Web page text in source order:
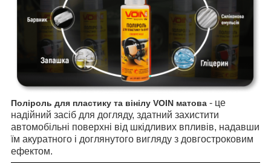
Поліроль для пластику та вінілу VOIN матова - це
надійний засіб для догляду, здатний захистити
автомобільні поверхні від шкідливих впливів, надавши
їм акуратного і доглянутого вигляду з довгостроковим
ефектом.